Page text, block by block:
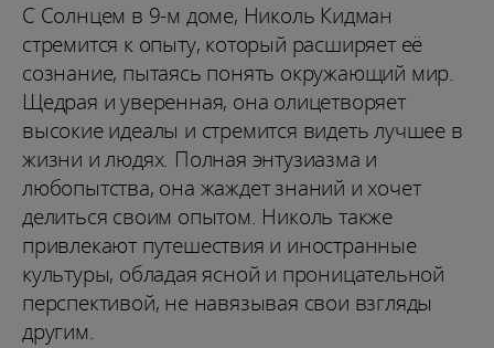
С Солнцем в 9-м доме, Николь Кидман
стремится к опыту, который расширяет её
сознание, пытаясь понять окружающий мир.
Щедрая и уверенная, она олицетворяет
высокие идеалы и стремится видеть лучшее в
жизни и людях. Полная энтузиазма и
любопытства, она жаждет знаний и хочет
делиться своим опытом. Николь также
привлекают путешествия и иностранные
культуры, обладая ясной и проницательной
перспективой, не навязывая свои взгляды
другим.